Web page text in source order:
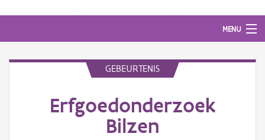
MENU
Aanduidingsobject
GEBEURTENIS
Erfgoedonderzoek
Bilzen